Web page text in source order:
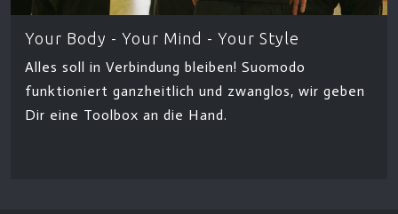
Your Body - Your Mind - Your Style
Alles soll in Verbindung bleiben! Suomodo
funktioniert ganzheitlich und zwanglos, wir geben
Dir eine Toolbox an die Hand.